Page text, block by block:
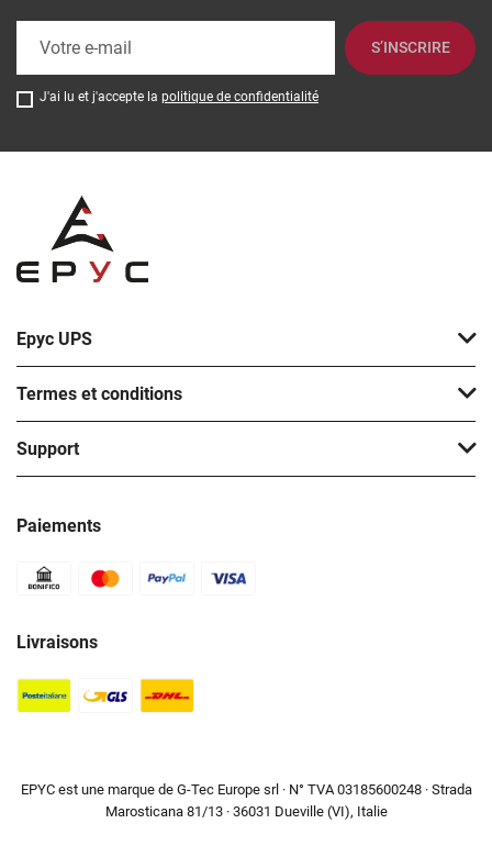
S’INSCRIRE
J'ai lu et j'accepte la politique de confidentialité
Epyc UPS
Termes et conditions
Support
Paiements
Livraisons
EPYC est une marque de G-Tec Europe srl · N° TVA 03185600248 · Strada
Marosticana 81/13 · 36031 Dueville (VI), Italie